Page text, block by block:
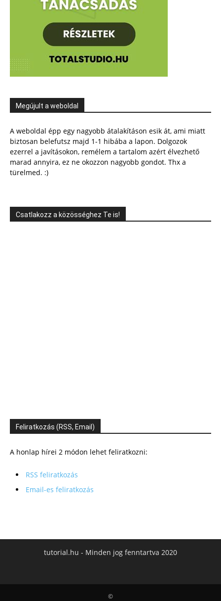
Megújult a weboldal
A weboldal épp egy nagyobb átalakításon esik át, ami miatt
biztosan belefutsz majd 1-1 hibába a lapon. Dolgozok
ezerrel a javításokon, remélem a tartalom azért élvezhető
marad annyira, ez ne okozzon nagyobb gondot. Thx a
türelmed. :)
Csatlakozz a közösséghez Te is!
Feliratkozás (RSS, Email)
A honlap hírei 2 módon lehet feliratkozni:
RSS feliratkozás
Email-es feliratkozás
tutorial.hu - Minden jog fenntartva 2020
©